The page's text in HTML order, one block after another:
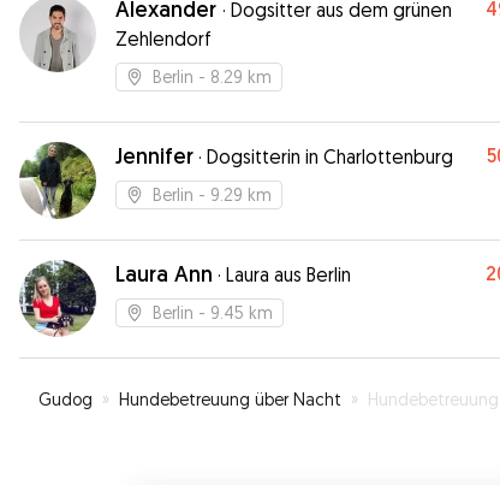
Alexander · Dogsitter aus dem grünen
Zehlendorf
Berlin - 8.29 km
Jennifer · Dogsitterin in Charlottenburg
Berlin - 9.29 km
Laura Ann · Laura aus Berlin
Berlin - 9.45 km
Gudog » Hundebetreuung über Nacht » Hundebetreuung in